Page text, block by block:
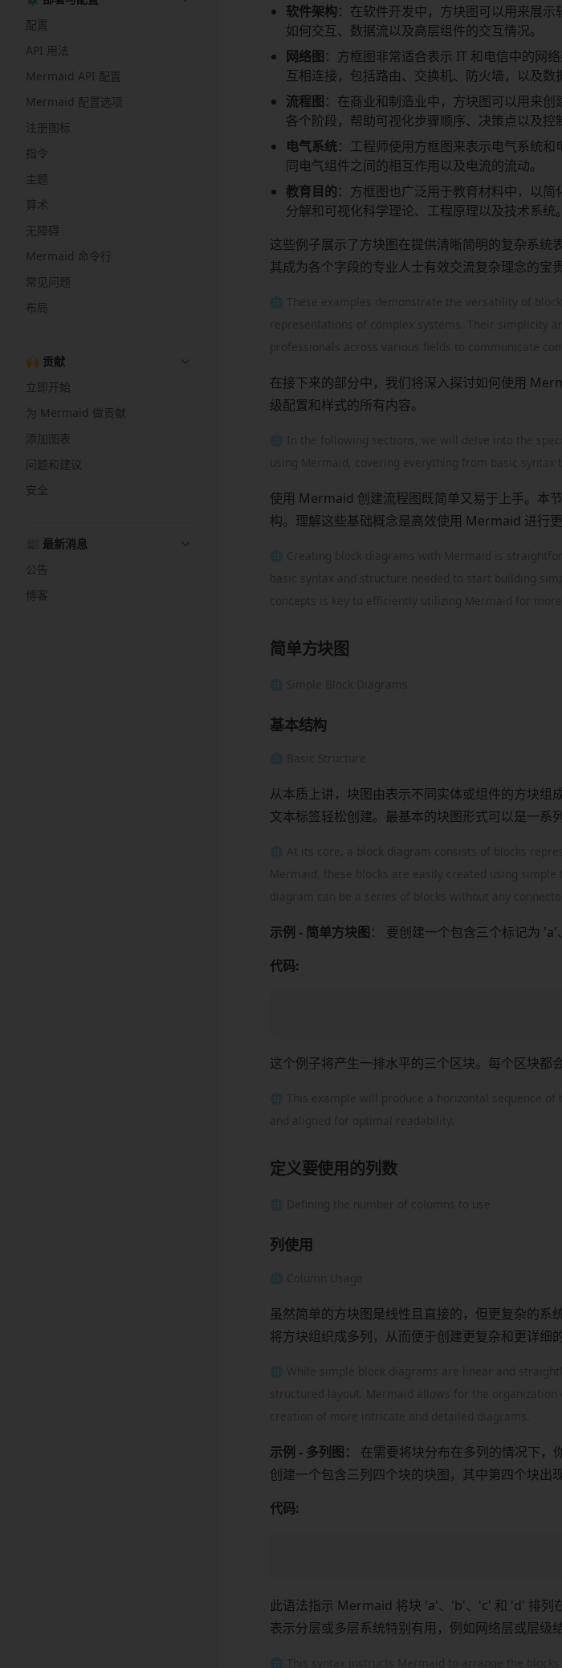
配置
API 用法
Mermaid API 配置
Mermaid 配置选项
注册图标
指令
主题
算术
无障碍
Mermaid 命令行
常见问题
布局
🙌 贡献
立即开始
为 Mermaid 做贡献
添加图表
问题和建议
安全
📰 最新消息
公告
博客
软件架构：在软件开发中，方块图可以用来展
如何交互、数据流以及高层组件的交互情况。
网络图 ：方框图非常适合表示 IT 和电信中的网
互相连接，包括路由、交换机、防火墙，以及数
流程图 ：在商业和制造业中，方块图可以用来
各个阶段，帮助可视化步骤顺序、决策点以及控
电气系统：工程师使用方框图来表示电气系统
同电气组件之间的相互作用以及电流的流动。
教育目的：方框图也广泛用于教育材料中，以
分解和可视化科学理论、工程原理以及技术系统。
这些例子展示了方块图在提供清晰简明的复杂系统
其成为各个字段的专业人士有效交流复杂理念的宝贵
🌐 These examples demonstrate the versatility of
在接下来的部分中，我们将深入探讨如何使用
级配置和样式的所有内容。
🌐 In the following sections, we will delve into the
使用 Mermaid 创建流程图既简单又易于上手。本
构。理解这些基础概念是高效使用 Mermaid 进行更
🌐 Creating block diagrams with Mermaid is
简单方块图
🌐 Simple Block Diagrams
基本结构
🌐 Basic Structure
从本质上讲，块图由表示不同实体或组件的方块
文本标签轻松创建。最基本的块图形式可以是一系
🌐 At its core, a block diagram consists of blocks
示例 - 简单方块图 ： 要创建一个包含三个标记为
代码:
这个例子将产生一排水平的三个区块。每个区块都
🌐 This example will produce a horizontal sequence of
定义要使用的列数
🌐 Defining the number of columns to use
列使用
🌐 Column Usage
虽然简单的方块图是线性且直接的，但更复杂的
将方块组织成多列，从而便于创建更复杂和更详细的
🌐 While simple block diagrams are linear and
示例 - 多列图：
在需要将块分布在多列的情况下，
创建一个包含三列四个块的块图，其中第四个块出
代码:
此语法指示 Mermaid 将块 'a'、'b'、'c' 和 'd' 排列
表示分层或多层系统特别有用，例如网络层或层级结
🌐 This syntax instructs Mermaid to arrange the blocks